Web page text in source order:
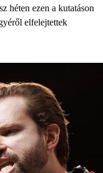
héten ezen a kutatáson
elfelejtettek